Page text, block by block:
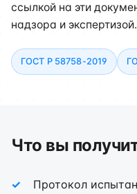
ссылкой на эти
надзора и экспертизой.
ГОСТ Р 58758-2019
Что вы
Протокол